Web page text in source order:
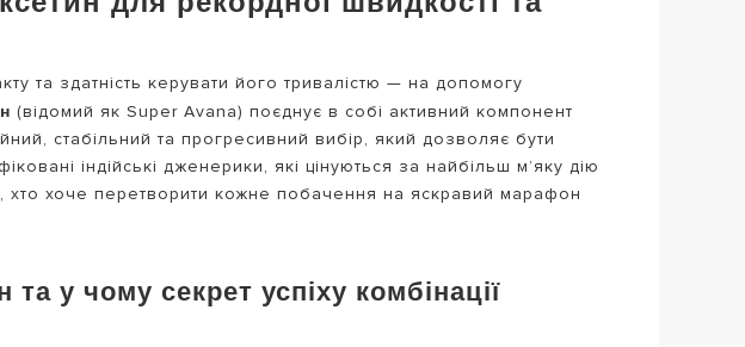
та здатність керувати його тривалістю — на допомогу
(відомий як Super Avana) поєднує в собі активний компонент
стабільний та прогресивний вибір, який дозволяє бути
індійські дженерики, які цінуються за найбільш м’яку дію
хто хоче перетворити кожне побачення на яскравий марафон
у чому секрет успіху комбінації